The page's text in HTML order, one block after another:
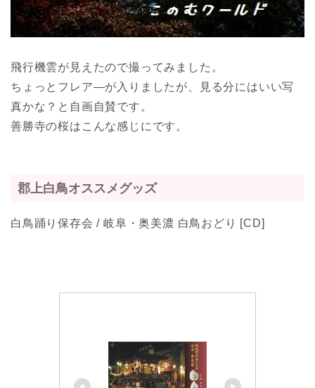
飛行機雲が見えたので撮ってみました。
ちょっとフレア―が入りましたが、見る分にはいい写
真かな？と自画自賛です。
善勝寺の桜はこんな感じにです。
郡上白鳥オススメグッズ
白鳥踊り保存会 / 岐阜・奥美濃 白鳥おどり [CD]